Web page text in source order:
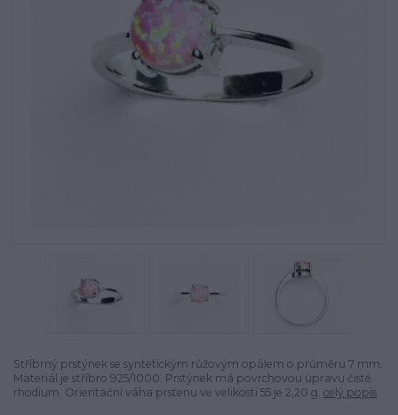
Stříbrný prstýnek se syntetickým růžovým opálem o průměru 7 mm.
Materiál je stříbro 925/1000. Prstýnek má povrchovou úpravu čisté
rhodium. Orientační váha prstenu ve velikosti 55 je 2,20 g. celý popis